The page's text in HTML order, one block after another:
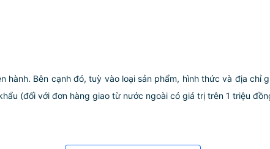
hành. Bên cạnh đó, tuỳ vào loại sản phẩm, hình thức và địa chỉ
(đối với đơn hàng giao từ nước ngoài có giá trị trên 1 triệu